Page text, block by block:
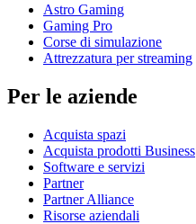
Astro Gaming
Gaming Pro
Corse di simulazione
Attrezzatura per streaming
Per le aziende
Acquista spazi
Acquista prodotti Business
Software e servizi
Partner
Partner Alliance
Risorse aziendali